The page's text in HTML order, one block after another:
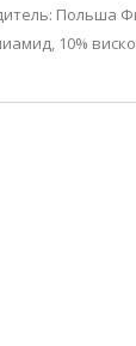
Польша
10%